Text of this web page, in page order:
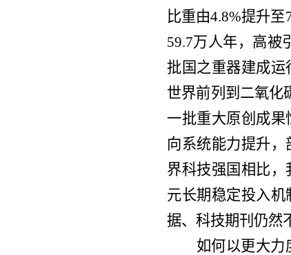
比重由4.8%提升
59.7万人年，高被
批国之重器建成运
世界前列到二氧化
一批重大原创成
向系统能力提升
界科技强国相比
元长期稳定投入
据、科技期刊仍然
如何以更大力